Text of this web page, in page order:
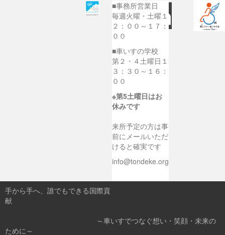
■事務所営業日
毎週火曜・土曜１
２：００～１７：
００
■車いすの学校
第２・４土曜日１
３：３０～１６：
００
※第5土曜日はお
休みです
来所予定の方は事
前にメールいただ
けると確実です
info@tondeke.org
手から手へ、誰でもできる国際貢
献
～車いすでつなぐ想い・笑顔・未来の
ために～